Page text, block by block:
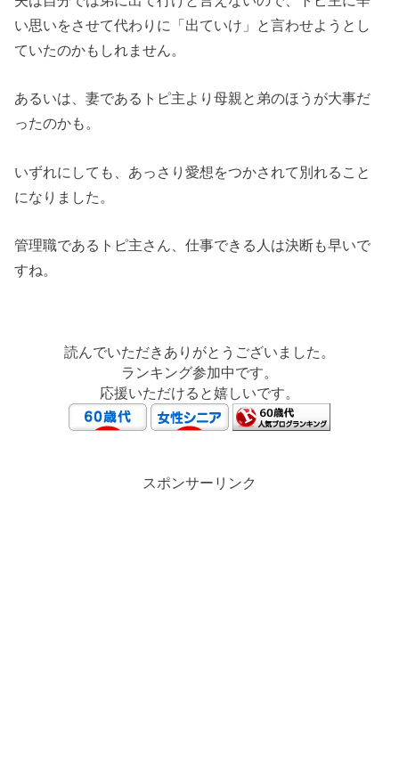
い思いをさせて代わりに「出ていけ」と言わせようとし
ていたのかもしれません。
あるいは、妻であるトピ主より母親と弟のほうが大事だ
ったのかも。
いずれにしても、あっさり愛想をつかされて別れること
になりました。
管理職であるトピ主さん、仕事できる人は決断も早いで
すね。
読んでいただきありがとうございました。
ランキング参加中です。
応援いただけると嬉しいです。
スポンサーリンク